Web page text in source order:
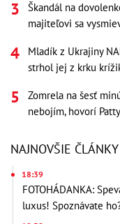
Škandál na
majiteľovi sa
Mladík z Ukrajiny
strhol jej z krku
Zomrela na šesť
nebojím, hovorí Patty
NAJNOVŠIE ČLÁNKY
18:39
FOTOHÁDANKA:
luxus! Spoznávate